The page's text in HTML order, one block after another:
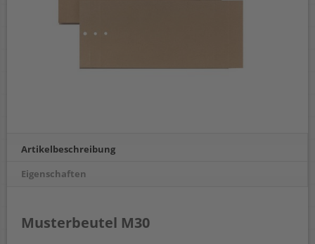
Artikelbeschreibung
Eigenschaften
Musterbeutel M30